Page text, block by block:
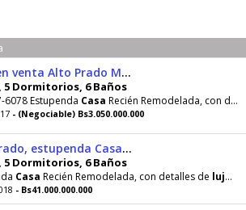
Casa en venta Alto Prado MLS 176078
5 Dormitorios, 6 Baños
6078 Estupenda Casa Recién Remodelada, con detalles de
- (Negociable) Bs3.050.000.000
Alto Prado, estupenda Casa en Venta 176078
5 Dormitorios, 6 Baños
Casa Recién Remodelada, con detalles de lujo
- Bs41.000.000.000